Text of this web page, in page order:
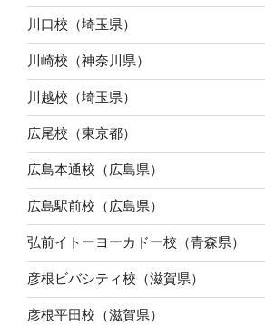
川口校（埼玉県）
川崎校（神奈川県）
川越校（埼玉県）
広尾校（東京都）
広島本通校（広島県）
広島駅前校（広島県）
弘前イトーヨーカドー校（青森県）
彦根ビバシティ校（滋賀県）
彦根平田校（滋賀県）